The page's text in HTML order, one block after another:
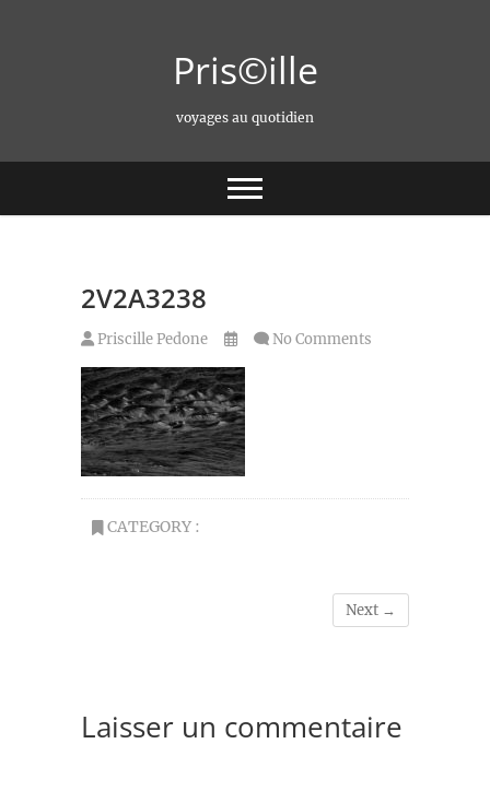
Pris©ille
voyages au quotidien
2V2A3238
Priscille Pedone No Comments
CATEGORY :
Next →
Laisser un commentaire